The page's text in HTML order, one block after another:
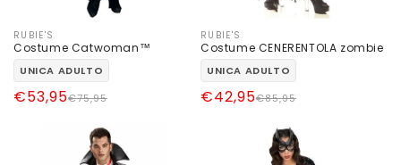
Produttore:
RUBIE'S
Costume Catwoman™
UNICA ADULTO
Prezzo€75,95
Prezzo
€53,95
Produttore:
RUBIE'S
Costume CENERENTOLA zombie
UNICA ADULTO
Prezzo €85,95
Prezzo
€42,95